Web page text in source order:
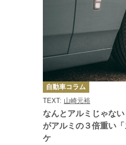
なんとアルミじゃな
がアルミの３倍重い
ケ
TEXT: 山崎元裕
カ
テ
ゴ
リ
ー
自動車コラム